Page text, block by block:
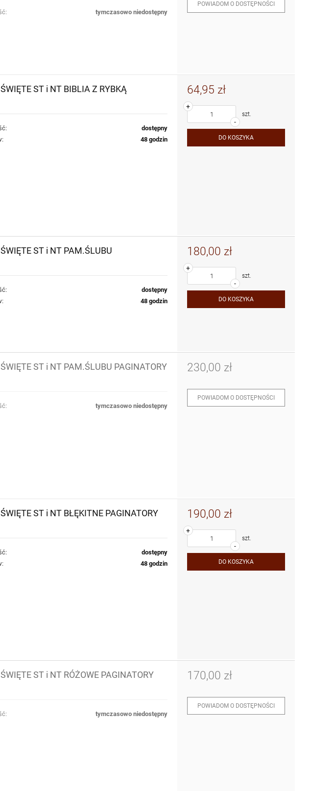
tymczasowo niedostępny
POWIADOM O DOSTĘPNOŚCI
ST i NT BIBLIA Z RYBKĄ
dostępny
48 godzin
64,95 zł
-
+
szt.
DO KOSZYKA
ST i NT PAM.ŚLUBU
dostępny
48 godzin
180,00 zł
-
+
szt.
DO KOSZYKA
ST i NT PAM.ŚLUBU PAGINATORY
tymczasowo niedostępny
230,00 zł
POWIADOM O DOSTĘPNOŚCI
ST i NT BŁĘKITNE PAGINATORY
dostępny
48 godzin
190,00 zł
-
+
szt.
DO KOSZYKA
ST i NT RÓŻOWE PAGINATORY
tymczasowo niedostępny
170,00 zł
POWIADOM O DOSTĘPNOŚCI